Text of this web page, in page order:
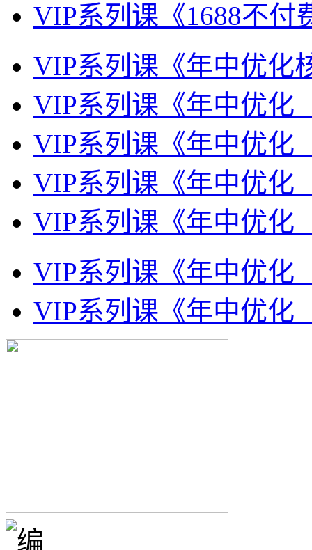
VIP系列课《1688不付
VIP系列课《年中优化
VIP系列课《年中优化
VIP系列课《年中优化
VIP系列课《年中优化
VIP系列课《年中优化
VIP系列课《年中优化
VIP系列课《年中优化